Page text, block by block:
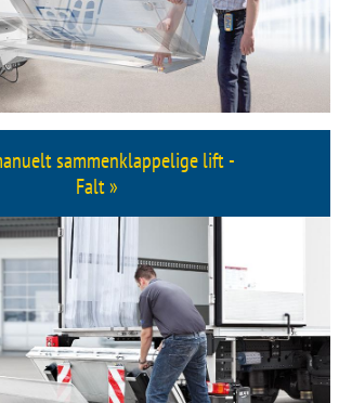
sammenklappelige lift -
Falt »